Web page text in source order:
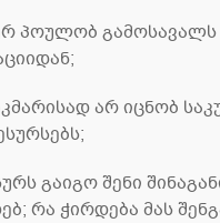
პოულობ
არ იცნობ
გაიგო შენი
რა ჭირდება მას